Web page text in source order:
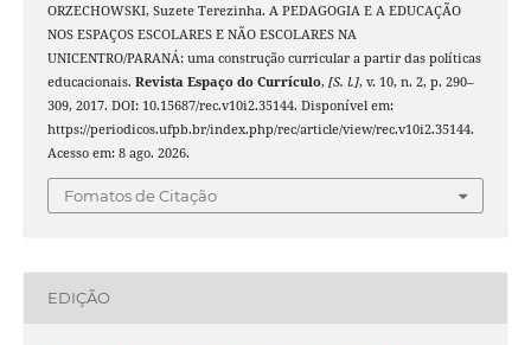
ORZECHOWSKI, Suzete Terezinha. A PEDAGOGIA E A EDUCAÇÃO
NOS ESPAÇOS ESCOLARES E NÃO ESCOLARES NA
UNICENTRO/PARANÁ: uma construção curricular a partir das políticas
educacionais. Revista Espaço do Currículo, [S. l.], v. 10, n. 2, p. 290–
309, 2017. DOI: 10.15687/rec.v10i2.35144. Disponível em:
https://periodicos.ufpb.br/index.php/rec/article/view/rec.v10i2.35144.
Acesso em: 8 ago. 2026.
Fomatos de Citação
EDIÇÃO